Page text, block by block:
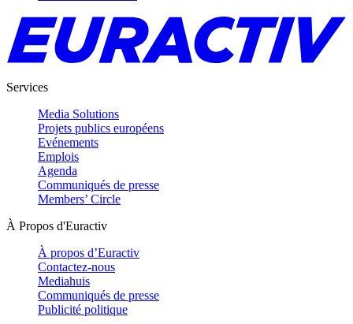
Services
Media Solutions
Projets publics européens
Evénements
Emplois
Agenda
Communiqués de presse
Members’ Circle
À Propos d'Euractiv
À propos d’Euractiv
Contactez-nous
Mediahuis
Communiqués de presse
Publicité politique